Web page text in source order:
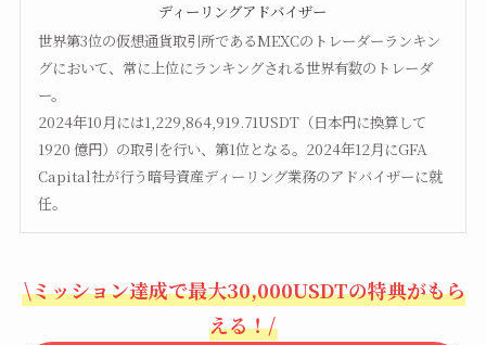
ディーリングアドバイザー
世界第3位の仮想通貨取引所であるMEXCのトレーダーランキン
グにおいて、常に上位にランキングされる世界有数のトレーダ
ー。
2024年10月には1,229,864,919.71USDT（日本円に換算して
1920 億円）の取引を行い、第1位となる。2024年12月にGFA
Capital社が行う暗号資産ディーリング業務のアドバイザーに就
任。
\ミッション達成で最大30,000USDTの特典がもら
える！/